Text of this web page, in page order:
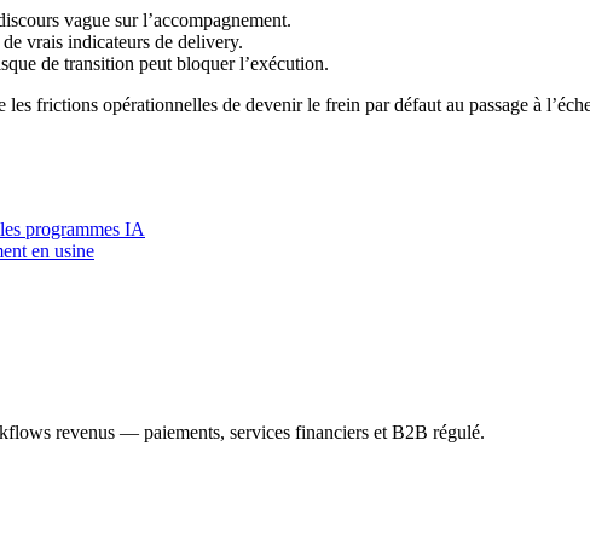
vague sur l’accompagnement.
vrais indicateurs de delivery.
de transition peut bloquer l’exécution.
frictions opérationnelles de devenir le frein par défaut au passage à
programmes IA
en usine
revenus — paiements, services financiers et B2B régulé.